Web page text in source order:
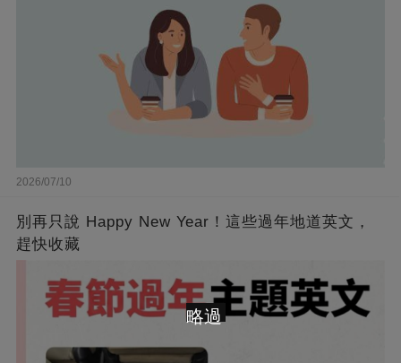
2026/07/10
別再只說 Happy New Year！這些過年地道英文，
趕快收藏
略過